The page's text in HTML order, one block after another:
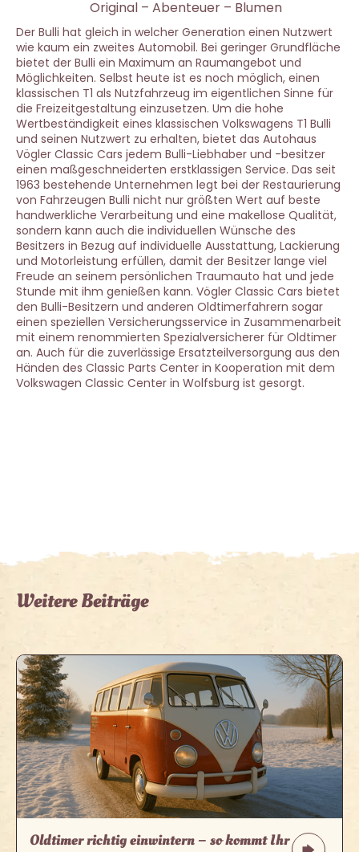
Original– Abenteuer– Blumen
Der Bulli hat gleich in welcher Generation einen Nutzwert
wie kaum ein zweites Automobil. Bei geringer Grundfläche
bietet der Bulli ein Maximum an Raumangebot und
Möglichkeiten. Selbst heute ist es noch möglich, einen
klassischen T1 als Nutzfahrzeug im eigentlichen Sinne für
die Freizeitgestaltung einzusetzen. Um die hohe
Wertbeständigkeit eines klassischen Volkswagens T1 Bulli
und seinen Nutzwert zu erhalten, bietet das Autohaus
Vögler Classic Cars jedem Bulli-Liebhaber und -besitzer
einen maßgeschneiderten erstklassigen Service. Das seit
1963 bestehende Unternehmen legt bei der Restaurierung
von Fahrzeugen Bulli nicht nur größten Wert auf beste
handwerkliche Verarbeitung und eine makellose Qualität,
sondern kann auch die individuellen Wünsche des
Besitzers in Bezug auf individuelle Ausstattung, Lackierung
und Motorleistung erfüllen, damit der Besitzer lange viel
Freude an seinem persönlichen Traumauto hat und jede
Stunde mit ihm genießen kann. Vögler Classic Cars bietet
den Bulli-Besitzern und anderen Oldtimerfahrern sogar
einen speziellen Versicherungsservice in Zusammenarbeit
mit einem renommierten Spezialversicherer für Oldtimer
an. Auch für die zuverlässige Ersatzteilversorgung aus den
Händen des Classic Parts Center in Kooperation mit dem
Volkswagen Classic Center in Wolfsburg ist gesorgt.
Weitere Beiträge
Oldtimer richtig einwintern – so kommt Ihr